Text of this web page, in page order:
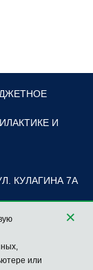
И
КУЛАГИНА 7А
×